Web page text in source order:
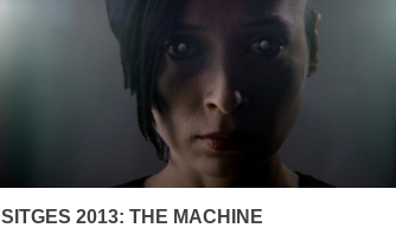
SITGES 2013: THE MACHINE